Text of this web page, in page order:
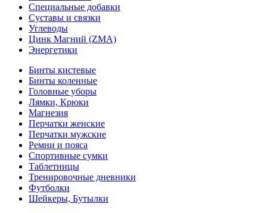
Специальные добавки
Суставы и связки
Углеводы
Цинк Магний (ZMA)
Энергетики
Бинты кистевые
Бинты коленные
Головные уборы
Лямки, Крюки
Магнезия
Перчатки женские
Перчатки мужские
Ремни и пояса
Спортивные сумки
Таблетницы
Тренировочные дневники
Футболки
Шейкеры, Бутылки